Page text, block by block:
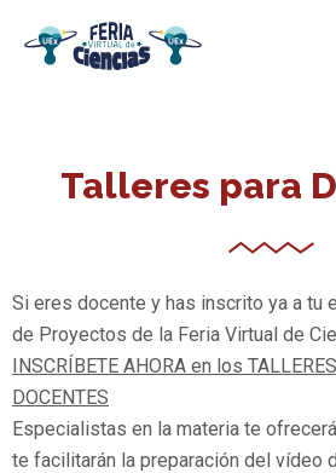
Talleres para
Si eres docente y has inscrito ya a tu
de Proyectos de la Feria Virtual de
INSCRÍBETE AHORA en los
DOCENTES
Especialistas en la materia te
te facilitarán la preparación del vídeo